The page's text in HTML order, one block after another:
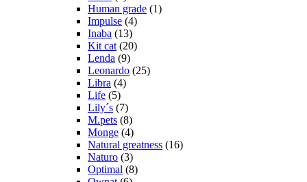
Human grade (1)
Impulse (4)
Inaba (13)
Kit cat (20)
Lenda (9)
Leonardo (25)
Libra (4)
Life (5)
Lily´s (7)
M.pets (8)
Monge (4)
Natural greatness (16)
Naturo (3)
Optimal (8)